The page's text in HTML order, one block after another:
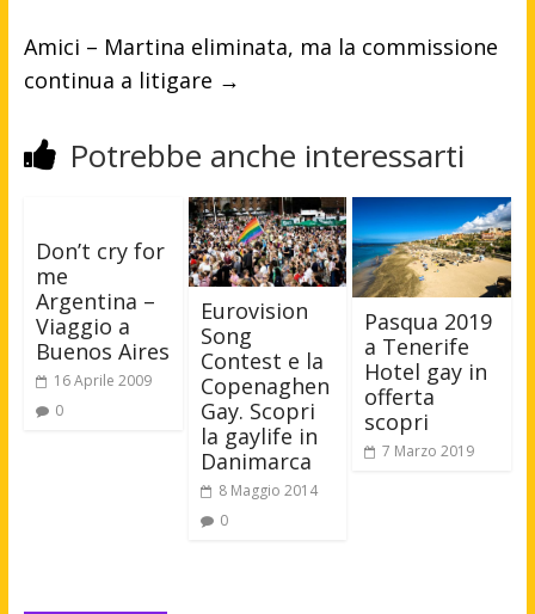
Amici – Martina eliminata, ma la commissione
continua a litigare →
Potrebbe anche interessarti
Don’t cry for
me
Argentina –
Viaggio a
Buenos Aires
16 Aprile 2009
0
Eurovision
Song
Contest e la
Copenaghen
Gay. Scopri
la gaylife in
Danimarca
8 Maggio 2014
0
Pasqua 2019
a Tenerife
Hotel gay in
offerta
scopri
7 Marzo 2019